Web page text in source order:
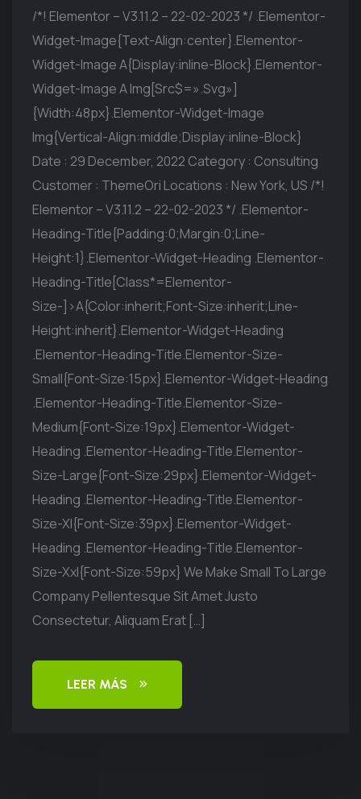
/*! Elementor – V3.11.2 – 22-02-2023 */ .elementor-
Widget-Image{text-Align:center}.elementor-
Widget-Image A{display:inline-Block}.elementor-
Widget-Image A Img[src$=».svg»]
{width:48px}.elementor-Widget-Image
Img{vertical-Align:middle;display:inline-Block}
Date : 29 December, 2022 Category : Consulting
Customer : ThemeOri Locations : New York, US /*!
Elementor – V3.11.2 – 22-02-2023 */ .elementor-
Heading-Title{padding:0;margin:0;line-
Height:1}.elementor-Widget-Heading .elementor-
Heading-Title[class*=elementor-
Size-]>a{color:inherit;font-Size:inherit;line-
Height:inherit}.elementor-Widget-Heading
.elementor-Heading-Title.elementor-Size-
Small{font-Size:15px}.elementor-Widget-Heading
.elementor-Heading-Title.elementor-Size-
Medium{font-Size:19px}.elementor-Widget-
Heading .elementor-Heading-Title.elementor-
Size-Large{font-Size:29px}.elementor-Widget-
Heading .elementor-Heading-Title.elementor-
Size-Xl{font-Size:39px}.elementor-Widget-
Heading .elementor-Heading-Title.elementor-
Size-Xxl{font-Size:59px} We Make Small To Large
Company Pellentesque Sit Amet Justo
Consectetur, Aliquam Erat […]
LEER MÁS